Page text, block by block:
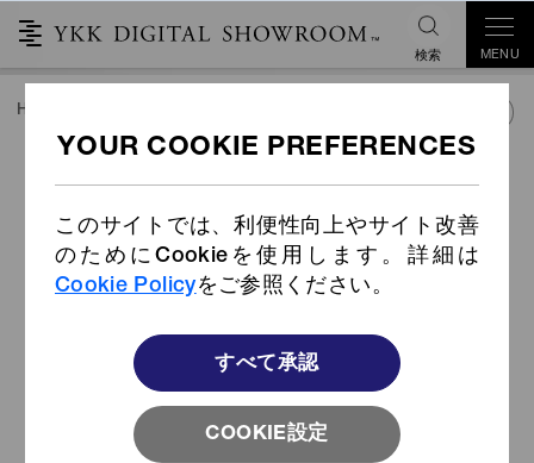
このサイトでは、利便性向上やサイト改善
のためにCookieを使用します。詳細は
Cookie Policyをご参照ください。
COOKIE設定
すべて承認
検索 MENU
FASTENING AWARDS
HOME YKK